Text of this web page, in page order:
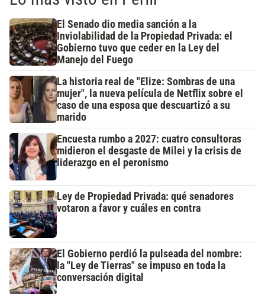
El Senado dio media sanción a la
Inviolabilidad de la Propiedad Privada: el
Gobierno tuvo que ceder en la Ley del
Manejo del Fuego
La historia real de "Elize: Sombras de una
mujer", la nueva película de Netflix sobre el
caso de una esposa que descuartizó a su
marido
Encuesta rumbo a 2027: cuatro consultoras
midieron el desgaste de Milei y la crisis de
liderazgo en el peronismo
Ley de Propiedad Privada: qué senadores
votaron a favor y cuáles en contra
El Gobierno perdió la pulseada del nombre:
la "Ley de Tierras" se impuso en toda la
conversación digital